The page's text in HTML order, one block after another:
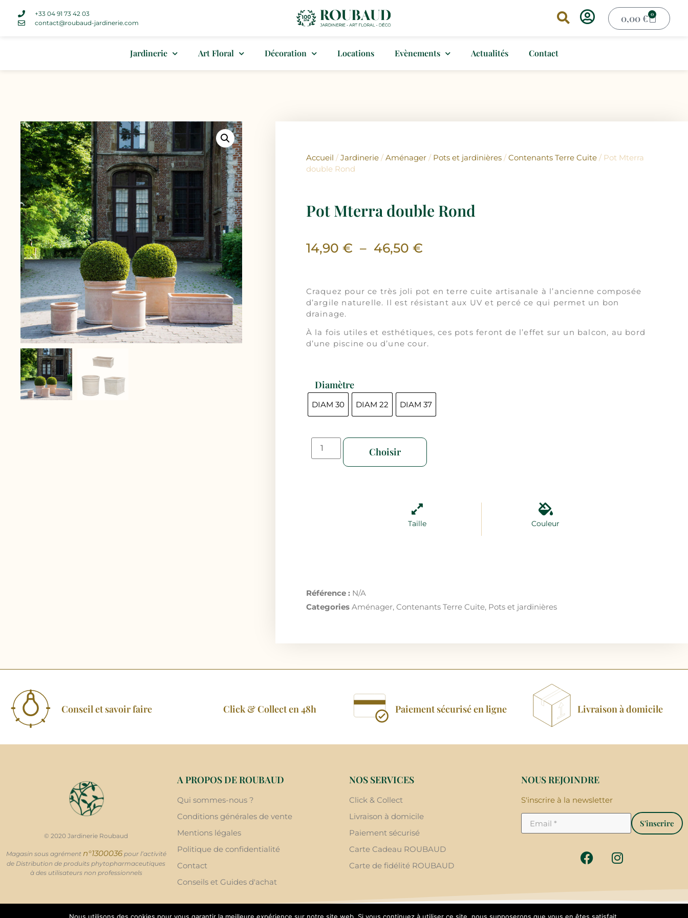
+33 04 91 73 42 03
contact@roubaud-jardinerie.com
0,00 € 0
Jardinerie Art Floral Décoration Locations Evènements Actualités Contact
Accueil / Jardinerie/ Aménager/ Pots et jardinières/ Contenants Terre Cuite/ Pot Mterra
double Rond
Pot Mterra double Rond
14,90 € – 46,50 €
Craquez pour ce très joli pot en terre cuite artisanale à l’ancienne composée
d’argile naturelle. Il est résistant aux UV et percé ce qui permet un bon
drainage.
À la fois utiles et esthétiques, ces pots feront de l’effet sur un balcon, au bord
d’une piscine ou d’une cour.
Diamètre
DIAM 30 DIAM 22 DIAM 37
Choisir
Taille Couleur
Référence : N/A
Categories Aménager, Contenants Terre Cuite, Pots et jardinières
Conseil et savoir faire Click & Collect en 48h Paiement sécurisé en ligne Livraison à domicile
© 2020 Jardinerie Roubaud
Magasin sous agrément n°1300036pour l’activité
de Distribution de produits phytopharmaceutiques
à des utilisateurs non professionnels
A PROPOS DE ROUBAUD
Qui sommes-nous ?
Conditions générales de vente
Mentions légales
Politique de confidentialité
Contact
Conseils et Guides d'achat
NOS SERVICES
Click & Collect
Livraison à domicile
Paiement sécurisé
Carte Cadeau ROUBAUD
Carte de fidélité ROUBAUD
NOUS REJOINDRE
S'inscrire à la newsletter
S'inscrire